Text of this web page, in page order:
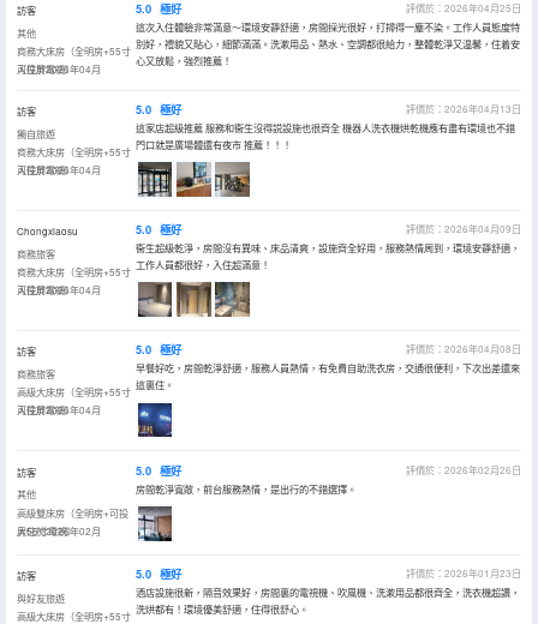
訪客
其他
商務大床房（全明房+55寸
可投屏電視）
入住於2026年04月
5.0 極好
評價於：2026年04月25日
這次入住體驗非常滿意～環境安靜舒適，房間採光很好，打掃得一塵不染。工作人員態度特
別好，禮貌又貼心，細節滿滿。洗漱用品、熱水、空調都很給力，整體乾淨又温馨，住着安
心又放鬆，強烈推薦！
訪客
獨自旅遊
商務大床房（全明房+55寸
可投屏電視）
入住於2026年04月
5.0 極好
評價於：2026年04月13日
這家店超級推薦 服務和衞生沒得説設施也很齊全 機器人洗衣機烘乾機應有盡有環境也不錯
門口就是廣場體還有夜市 推薦！！！
Chongxiaosu
商務旅客
商務大床房（全明房+55寸
可投屏電視）
入住於2026年04月
5.0 極好
評價於：2026年04月09日
衞生超級乾淨，房間沒有異味、床品清爽，設施齊全好用，服務熱情周到，環境安靜舒適，
工作人員都很好，入住超滿意！
訪客
商務旅客
高級大床房（全明房+55寸
可投屏電視）
入住於2026年04月
5.0 極好
評價於：2026年04月08日
早餐好吃，房間乾淨舒適，服務人員熱情，有免費自助洗衣房，交通很便利，下次出差還來
這裏住。
訪客
其他
高級雙床房（全明房+可投
屏55寸電視）
入住於2026年02月
5.0 極好
評價於：2026年02月26日
房間乾淨寬敞，前台服務熱情，是出行的不錯選擇。
訪客
與好友旅遊
高級大床房（全明房+55寸
5.0 極好
評價於：2026年01月23日
酒店設施很新，隔音效果好，房間裏的電視機、吹風機、洗漱用品都很齊全，洗衣機超讚，
洗烘都有！環境優美舒適，住得很舒心。